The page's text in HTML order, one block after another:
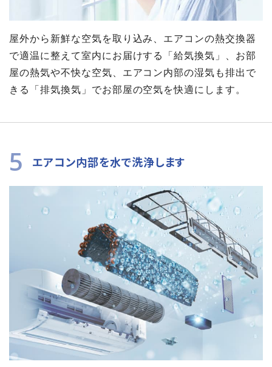
屋外から新鮮な空気を取り込み、エアコンの熱交換器
で適温に整えて室内にお届けする「給気換気」、お部
屋の熱気や不快な空気、エアコン内部の湿気も排出で
きる「排気換気」でお部屋の空気を快適にします。
5 エアコン内部を水で洗浄します